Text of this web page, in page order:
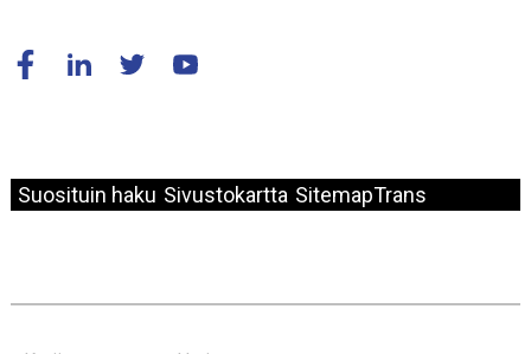
Suosituin haku Sivustokartta SitemapTrans